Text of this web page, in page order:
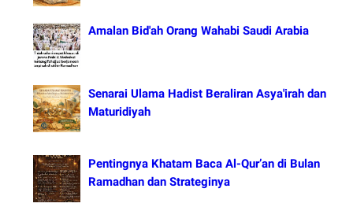
Amalan Bid'ah Orang Wahabi Saudi Arabia
Senarai Ulama Hadist Beraliran Asya'irah dan
Maturidiyah
Pentingnya Khatam Baca Al-Qur’an di Bulan
Ramadhan dan Strateginya